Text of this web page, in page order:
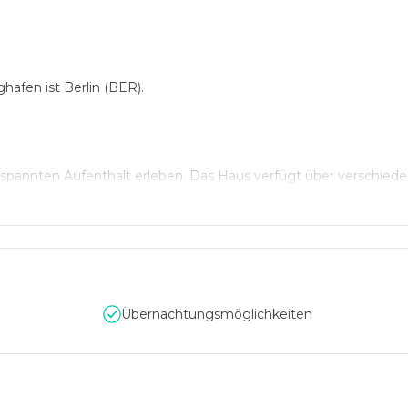
ist Berlin (BER).
Aufenthalt erleben. Das Haus verfügt über
Aufenthalt, darunter einen Zimmerservice, einen
Kaffeemaschine zählen ebenfalls zur Standardeinrichtung.
Übernachtungsmöglichkeiten